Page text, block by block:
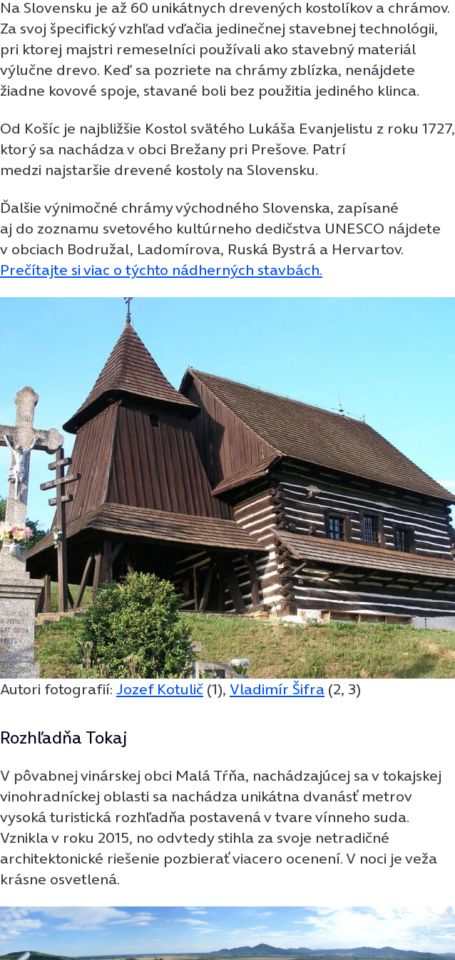
Na Slovensku je až 60 unikátnych drevených kostolíkov a chrámov.
Za svoj špecifický vzhľad vďačia jedinečnej stavebnej technológii,
pri ktorej majstri remeselníci používali ako stavebný materiál
výlučne drevo. Keď sa pozriete na chrámy zblízka, nenájdete
žiadne kovové spoje, stavané boli bez použitia jediného klinca.
Od Košíc je najbližšie Kostol svätého Lukáša Evanjelistu z roku 1727,
ktorý sa nachádza v obci Brežany pri Prešove. Patrí
medzi najstaršie drevené kostoly na Slovensku.
Ďalšie výnimočné chrámy východného Slovenska, zapísané
aj do zoznamu svetového kultúrneho dedičstva UNESCO nájdete
v obciach Bodružal, Ladomírova, Ruská Bystrá a Hervartov.
Prečítajte si viac o týchto nádherných stavbách.
Autori fotografií: Jozef Kotulič (1), Vladimír Šifra (2, 3)
Rozhľadňa Tokaj
V pôvabnej vinárskej obci Malá Tŕňa, nachádzajúcej sa v tokajskej
vinohradníckej oblasti sa nachádza unikátna dvanásť metrov
vysoká turistická rozhľadňa postavená v tvare vínneho suda.
Vznikla v roku 2015, no odvtedy stihla za svoje netradičné
architektonické riešenie pozbierať viacero ocenení. V noci je veža
krásne osvetlená.